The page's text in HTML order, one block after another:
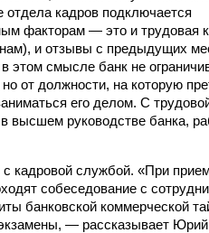
кадров подключается
факторам — это и трудовая
и отзывы с предыдущих
этом смысле банк не
от должности, на которую
его делом. С
высшем руководстве банка,
с кадровой службой. «При
собеседование с
банковской коммерческой
— рассказывает Юрий